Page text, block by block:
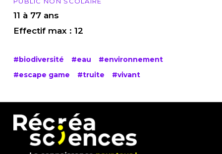
11 à 77 ans
Effectif max : 12
#biodiversité #eau
#environnement
#escape game
#truite #vivant